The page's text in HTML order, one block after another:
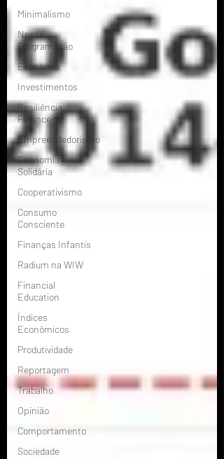
Minimalismo
Nossa
Programação
Economia
Investimentos
Resiliência
Financeira
Empreendedorismo
Economia
Solidária
Cooperativismo
Consumo
Consciente
Finanças Infantis
Radium na WIW
Financial
Education
Índices
Econômicos
Produtividade
Reportagem
Trabalho
Opinião
Comportamento
Sociedade